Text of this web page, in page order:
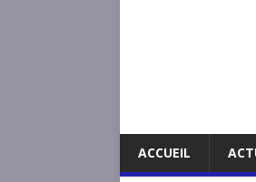
ACCUEIL